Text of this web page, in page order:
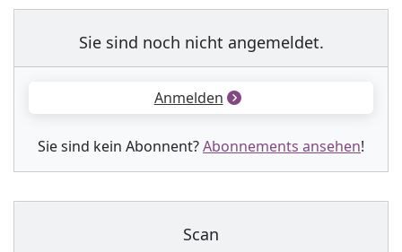
Sie sind noch nicht angemeldet.
Anmelden
Sie sind kein Abonnent?Abonnements ansehen!
Scan